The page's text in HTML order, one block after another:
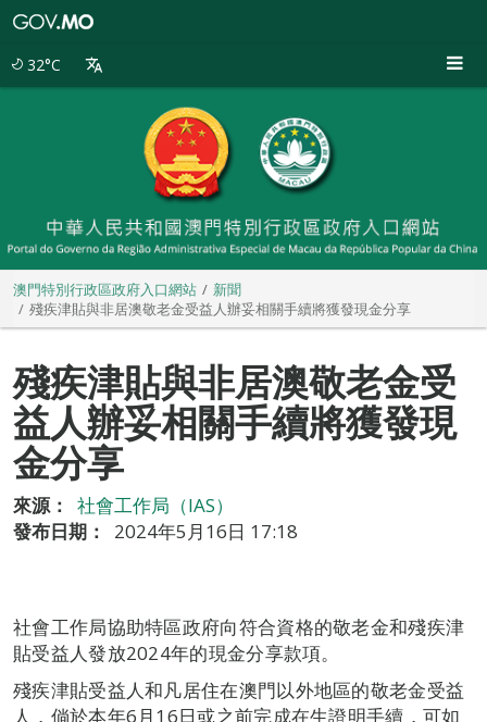
32°C
澳門特別行政區政府入口網站
新聞
殘疾津貼與非居澳敬老金受益人辦妥相關手續將獲發現金分享
殘疾津貼與非居澳敬老金受
益人辦妥相關手續將獲發現
金分享
來源：
社會工作局（IAS）
發布日期：
2024年5月16日 17:18
社會工作局協助特區政府向符合資格的敬老金和殘疾津
貼受益人發放2024年的現金分享款項。
殘疾津貼受益人和凡居住在澳門以外地區的敬老金受益
人，倘於本年6月16日或之前完成在生證明手續，可如